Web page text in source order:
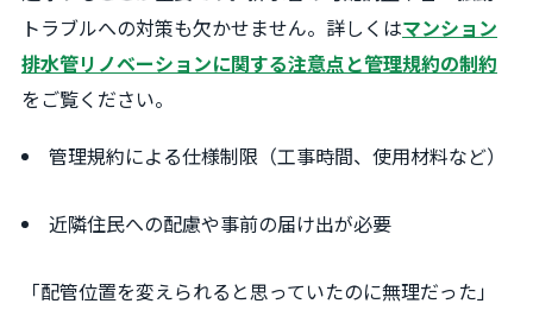
トラブルへの対策も欠かせません。詳しくはマンション
排水管リノベーションに関する注意点と管理規約の制約
をご覧ください。
管理規約による仕様制限（工事時間、使用材料など）
近隣住民への配慮や事前の届け出が必要
「配管位置を変えられると思っていたのに無理だった」